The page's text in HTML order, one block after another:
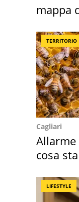
mappa
TERRITORIO
Cagliari
Allarme
cosa
LIFESTYLE